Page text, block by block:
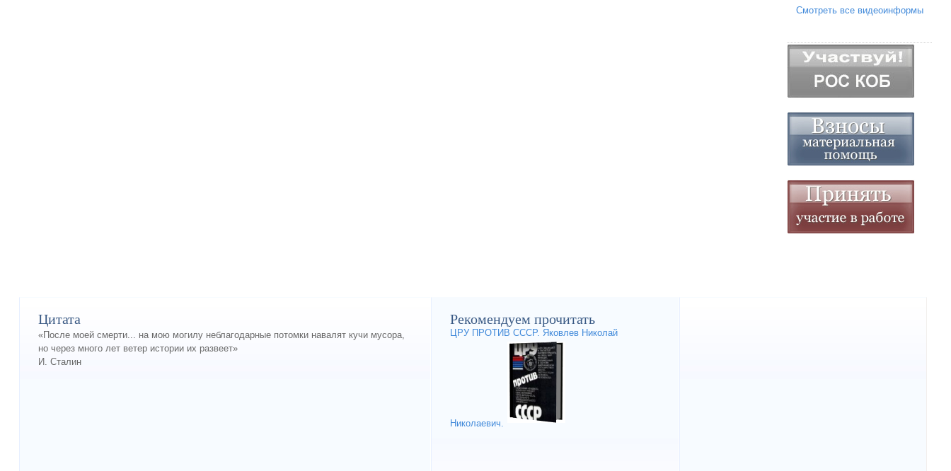
Смотреть все видеоинформы
Цитата
«После моей смерти... на мою могилу неблагодарные потомки навалят кучи мусора,
но через много лет ветер истории их развеет»
И. Сталин
Рекомендуем прочитать
ЦРУ ПРОТИВ СССР. Яковлев Николай
Николаевич.